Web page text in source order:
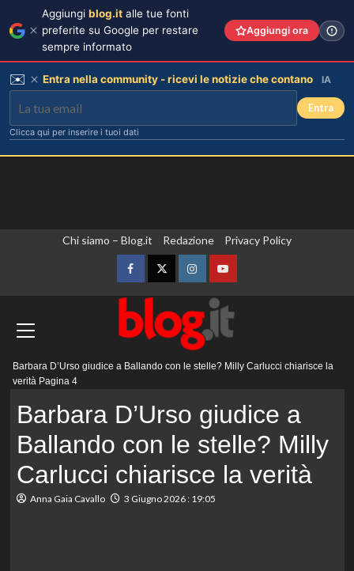
Chi siamo – Blog.it Redazione Privacy Policy
FacebookTwitterInstagramYouTube
principale
Barbara D’Urso giudice a Ballando con le stelle? Milly Carlucci chiarisce la
verità Pagina 4
Barbara D’Urso giudice a
Ballando con le stelle? Milly
Carlucci chiarisce la verità
Anna Gaia Cavallo 3 Giugno 2026 : 19:05
Aggiungi blog.it alle tue fonti
preferite su Google per restare
sempre informato
Aggiungi ora
✉️ Entra nella community - ricevi le notizie che contano IA
Entra
Clicca qui per inserire i tuoi dati